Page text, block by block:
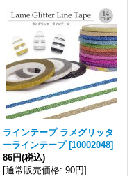
ラインテープ ラメグリッタ
ーラインテープ [10002048]
86円(税込)
[通常販売価格: 90円]